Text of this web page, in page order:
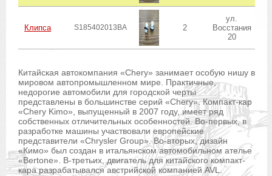
Клипса S185402013BA 2
ул.
Восстания
20
Китайская автокомпания «Chery» занимает особую нишу в
мировом автопромышленном мире. Практичные,
недорогие автомобили для городской черты
представлены в большинстве серий «Chery». Компакт-кар
«Chery Kimo», выпущенный в 2007 году, имеет ряд
собственных отличительных особенностей. Во-первых, в
разработке машины участвовали европейские
представители «Chrysler Group». Во-вторых, дизайн
«Кимо» был создан в итальянском автомобильном ателье
«Bertone». В-третьих, двигатель для китайского компакт-
кара разрабатывался австрийской компанией AVL.